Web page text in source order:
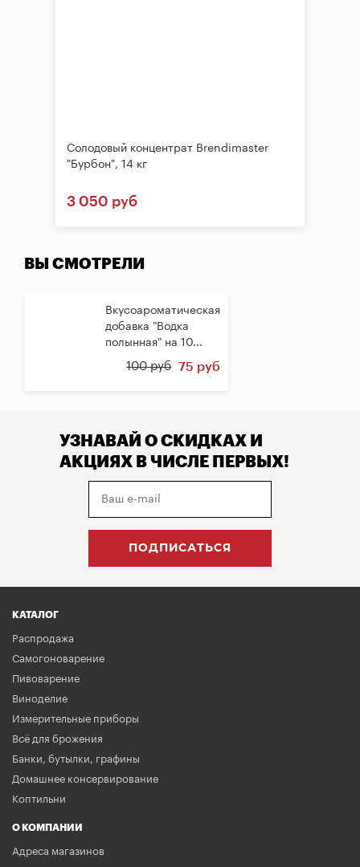
Солодовый концентрат Brendimaster
"Бурбон", 14 кг
3 050 руб
ВЫ СМОТРЕЛИ
Вкусоароматическая
добавка "Водка
полынная" на 10...
100 руб 75 руб
УЗНАВАЙ О СКИДКАХ И
АКЦИЯХ В ЧИСЛЕ ПЕРВЫХ!
КАТАЛОГ
Распродажа
Самогоноварение
Пивоварение
Виноделие
Измерительные приборы
Всё для брожения
Банки, бутылки, графины
Домашнее консервирование
Коптильни
О КОМПАНИИ
Адреса магазинов